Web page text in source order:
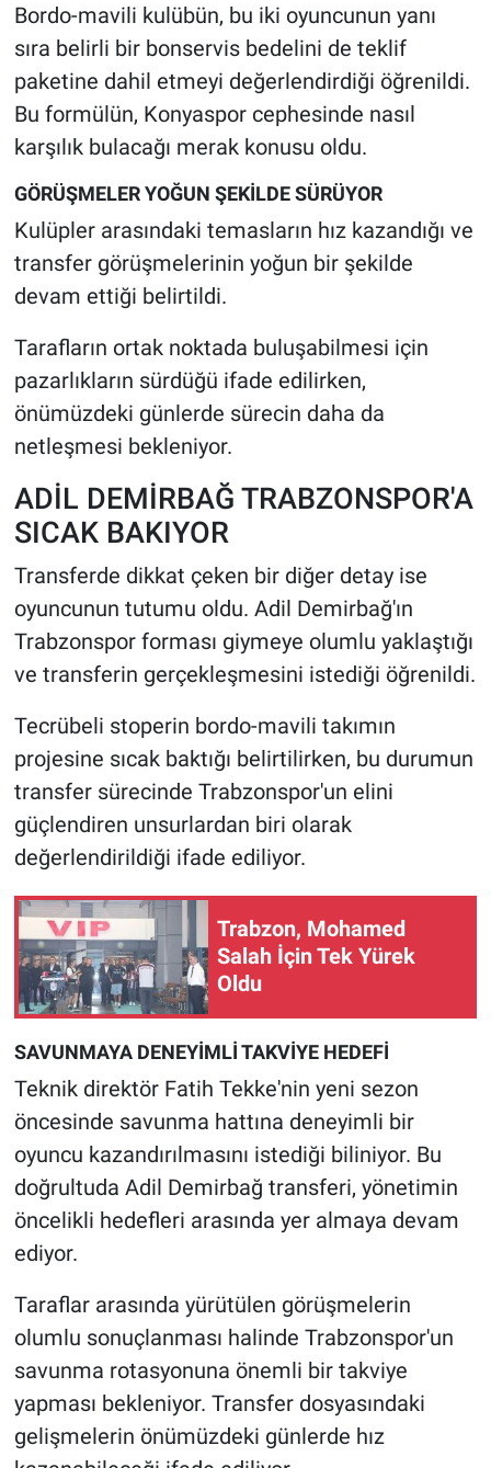
Bordo-mavili kulübün, bu iki oyuncunun yanı
sıra belirli bir bonservis bedelini de teklif
paketine dahil etmeyi değerlendirdiği öğrenildi.
Bu formülün, Konyaspor cephesinde nasıl
karşılık bulacağı merak konusu oldu.
GÖRÜŞMELER YOĞUN ŞEKİLDE SÜRÜYOR
Kulüpler arasındaki temasların hız kazandığı ve
transfer görüşmelerinin yoğun bir şekilde
devam ettiği belirtildi.
Tarafların ortak noktada buluşabilmesi için
pazarlıkların sürdüğü ifade edilirken,
önümüzdeki günlerde sürecin daha da
netleşmesi bekleniyor.
ADİL DEMİRBAĞ TRABZONSPOR'A
SICAK BAKIYOR
Transferde dikkat çeken bir diğer detay ise
oyuncunun tutumu oldu. Adil Demirbağ'ın
Trabzonspor forması giymeye olumlu yaklaştığı
ve transferin gerçekleşmesini istediği öğrenildi.
Tecrübeli stoperin bordo-mavili takımın
projesine sıcak baktığı belirtilirken, bu durumun
transfer sürecinde Trabzonspor'un elini
güçlendiren unsurlardan biri olarak
değerlendirildiği ifade ediliyor.
Trabzon, Mohamed
Salah İçin Tek Yürek
Oldu
SAVUNMAYA DENEYİMLİ TAKVİYE HEDEFİ
Teknik direktör Fatih Tekke'nin yeni sezon
öncesinde savunma hattına deneyimli bir
oyuncu kazandırılmasını istediği biliniyor. Bu
doğrultuda Adil Demirbağ transferi, yönetimin
öncelikli hedefleri arasında yer almaya devam
ediyor.
Taraflar arasında yürütülen görüşmelerin
olumlu sonuçlanması halinde Trabzonspor'un
savunma rotasyonuna önemli bir takviye
yapması bekleniyor. Transfer dosyasındaki
gelişmelerin önümüzdeki günlerde hız